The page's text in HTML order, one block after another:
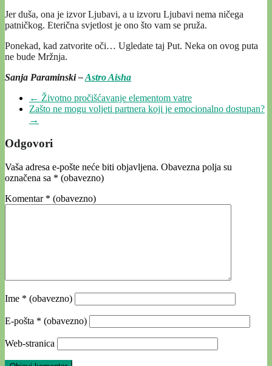
Jer duša, ona je izvor Ljubavi, a u izvoru Ljubavi nema ničega
patničkog. Eterična svjetlost je ono što vam se pruža.
Ponekad, kad zatvorite oči… Ugledate taj Put. Neka on ovog puta
ne bude Mržnja.
Sanja Paraminski –Astro Aisha
← Životno pročišćavanje elementom vatre
Zašto ne mogu voljeti partnera koji je emocionalno dostupan?
→
Odgovori
Vaša adresa e-pošte neće biti objavljena. Obavezna polja su
označena sa * (obavezno)
Komentar * (obavezno)
Ime * (obavezno)
E-pošta * (obavezno)
Web-stranica